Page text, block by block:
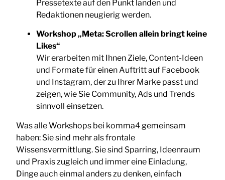
Pressetexte auf den Punkt landen und
Redaktionen neugierig werden.
Workshop „Meta: Scrollen allein bringt keine
Likes“
Wir erarbeiten mit Ihnen Ziele, Content-Ideen
und Formate für einen Auftritt auf Facebook
und Instagram, der zu Ihrer Marke passt und
zeigen, wie Sie Community, Ads und Trends
sinnvoll einsetzen.
Was alle Workshops bei komma4 gemeinsam
haben: Sie sind mehr als frontale
Wissensvermittlung. Sie sind Sparring, Ideenraum
und Praxis zugleich und immer eine Einladung,
Dinge auch einmal anders zu denken, einfach